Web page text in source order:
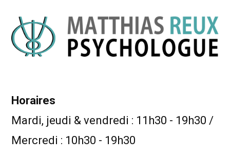
Horaires
Mardi, jeudi & vendredi : 11h30 - 19h30 /
Mercredi : 10h30 - 19h30